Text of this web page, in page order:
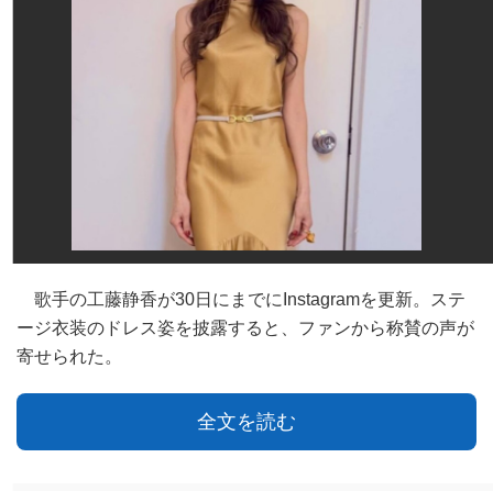
歌手の工藤静香が30日にまでにInstagramを更新。ステ
ージ衣装のドレス姿を披露すると、ファンから称賛の声が
寄せられた。
全文を読む